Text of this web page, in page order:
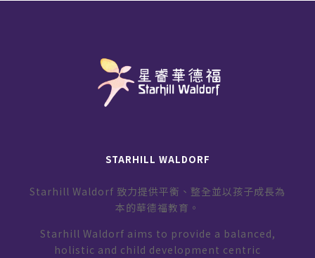
STARHILL WALDORF
Starhill Waldorf 致力提供平衡、整全並以孩子成長為
本的華德福教育。
Starhill Waldorf aims to provide a balanced,
holistic and child development centric